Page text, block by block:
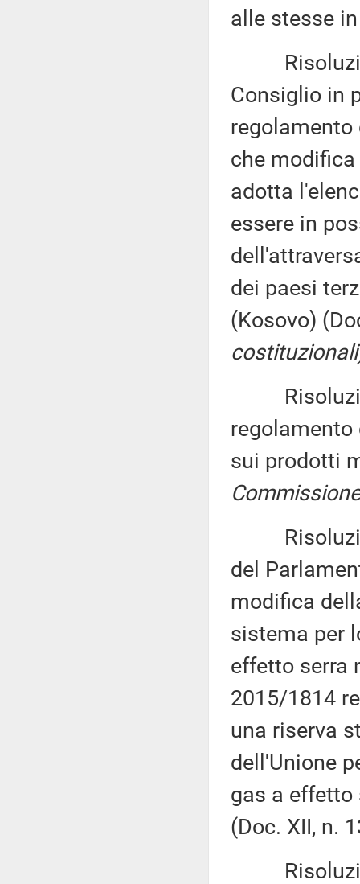
alle stesse
Consiglio in
regolamento
che
adotta
essere in
dei paesi
(Kosovo)
regolamento
sui prodotti
del
modifica
sistema per
effetto serra
2015/1814
una riserva
dell'Unione
gas a effetto
(Doc. XII, n.